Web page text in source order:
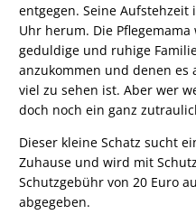
entgegen. Seine
Uhr herum. Die
geduldige und ruhige
anzukommen und denen es
viel zu sehen ist. Aber wer
doch noch ein ganz
Dieser kleine Schatz sucht
Zuhause und wird mit
Schutzgebühr von 20 Euro
abgegeben.